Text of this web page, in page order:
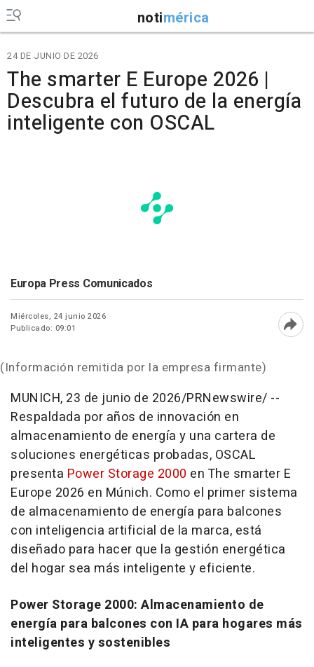
notimérica
24 DE JUNIO DE 2026
The smarter E Europe 2026 |
Descubra el futuro de la energía
inteligente con OSCAL
Europa Press Comunicados
Miércoles, 24 junio 2026
Publicado: 09:01
(Información remitida por la empresa firmante)
MUNICH, 23 de junio de 2026/PRNewswire/ --
Respaldada por años de innovación en
almacenamiento de energía y una cartera de
soluciones energéticas probadas, OSCAL
presenta Power Storage 2000 en The smarter E
Europe 2026 en Múnich. Como el primer sistema
de almacenamiento de energía para balcones
con inteligencia artificial de la marca, está
diseñado para hacer que la gestión energética
del hogar sea más inteligente y eficiente.
Power Storage 2000: Almacenamiento de
energía para balcones con IA para hogares más
inteligentes y sostenibles